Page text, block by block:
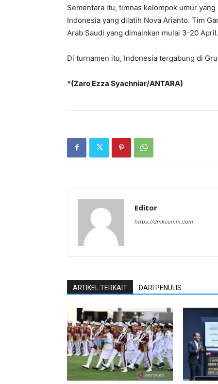
Sementara itu, timnas kelompok umur
Indonesia yang dilatih Nova Arianto. Tim
Arab Saudi yang dimainkan mulai 3-20 April.
Di turnamen itu, Indonesia tergabung di
*(Zaro Ezza Syachniar/ANTARA)
Editor
https://dmkcomm.com
ARTIKEL TERKAIT DARI PENULIS